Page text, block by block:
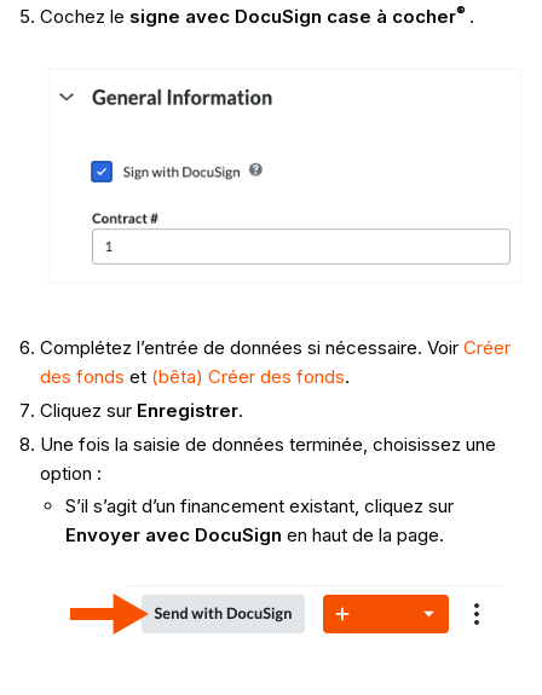
Cochez le signe avec DocuSign case à cocher® .
Complétez l’entrée de données si nécessaire. Voir Créer
des fonds et (bêta) Créer des fonds.
Cliquez sur Enregistrer.
Une fois la saisie de données terminée, choisissez une
option :
S’il s’agit d’un financement existant, cliquez sur
Envoyer avec DocuSign en haut de la page.